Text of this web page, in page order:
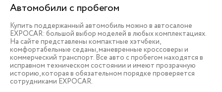
Автомобили с пробегом
Купить поддержанный автомобиль можно в автосалоне
EXPOCAR: большой выбор моделей в любых комплектациях.
На сайте представлены компактные хэтчбеки,
комфортабельные седаны, маневренные кроссоверы и
коммерческий транспорт. Все авто с пробегом находятся в
исправном техническом состоянии и имеют прозрачную
историю, которая в обязательном порядке проверяется
сотрудниками EXPOCAR.